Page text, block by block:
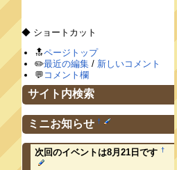
◆ ショートカット
🔝ページトップ
✏️最近の編集 / 新しいコメント
💬 コメント欄
サイト内検索
ミニお知らせ †
次回のイベントは8月21日です †